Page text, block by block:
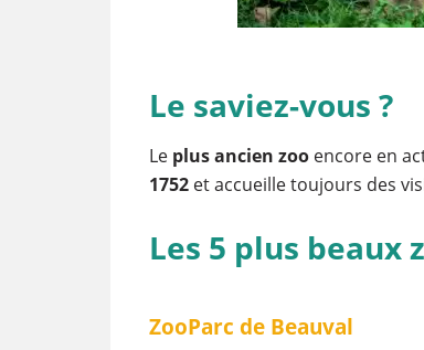
Le saviez-vous ?
Le plus ancien zooencore en
1752et accueille toujours des
Les 5 plus beaux
ZooParc de Beauval